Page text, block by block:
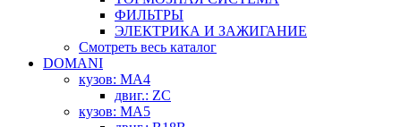
ФИЛЬТРЫ
ЭЛЕКТРИКА И ЗАЖИГАНИЕ
Смотреть весь каталог
DOMANI
кузов: MA4
двиг.: ZC
кузов: MA5